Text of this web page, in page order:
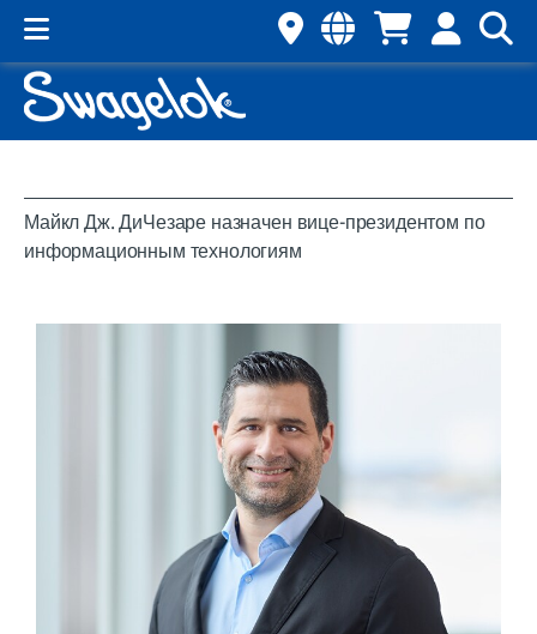
Майкл Дж. ДиЧезаре назначен вице-президентом по
информационным технологиям